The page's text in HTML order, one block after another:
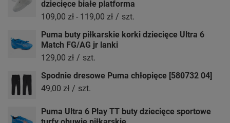
dziecięce białe platforma
109,00 zł - 119,00 zł / szt.
Puma buty piłkarskie korki dziecięce Ultra 6
Match FG/AG jr lanki
129,00 zł / szt.
Spodnie dresowe Puma chłopięce [580732 04]
49,00 zł / szt.
Puma Ultra 6 Play TT buty dziecięce sportowe